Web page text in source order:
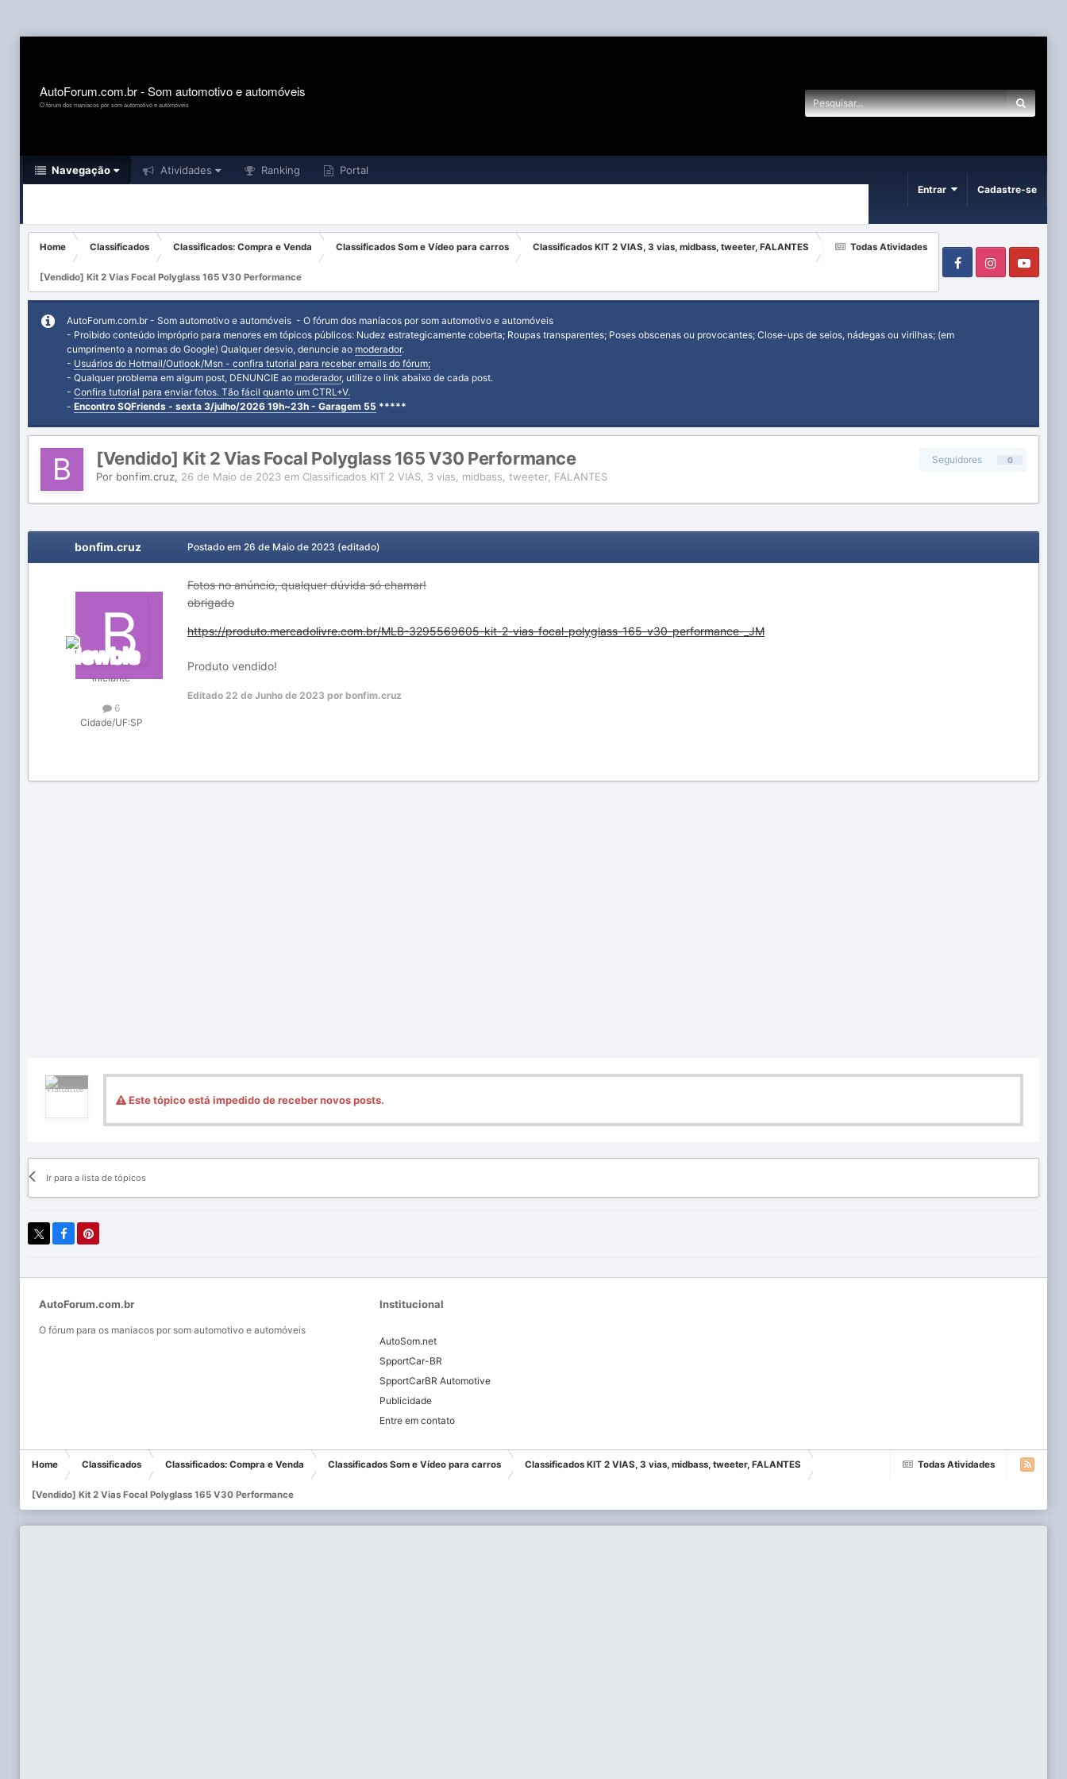
AutoForum.com.br - Som automotivo e automóveis
O fórum dos maníacos por som automotivo e automóveis
Navegação Atividades Ranking Portal
Entrar Cadastre-se
Todas Atividades
Home Classificados Classificados: Compra e Venda Classificados Som e Vídeo para carros Classificados KIT 2 VIAS, 3 vias, midbass, tweeter, FALANTES
[Vendido] Kit 2 Vias Focal Polyglass 165 V30 Performance
FacebookInstagram
AutoForum.com.br - Som automotivo e automóveis - O fórum dos maníacos por som automotivo e automóveis
- Proibido conteúdo impróprio para menores em tópicos públicos: Nudez estrategicamente coberta; Roupas transparentes; Poses obscenas ou provocantes; Close-ups de seios, nádegas ou virilhas; (em
cumprimento a normas do Google) Qualquer desvio, denuncie ao moderador.
- Usuários do Hotmail/Outlook/Msn - confira tutorial para receber emails do fórum;
- Qualquer problema em algum post, DENUNCIE ao moderador, utilize o link abaixo de cada post.
- Confira tutorial para enviar fotos. Tão fácil quanto um CTRL+V.
- Encontro SQFriends - sexta 3/julho/2026 19h~23h - Garagem 55 *****
Seguidores 0
[Vendido] Kit 2 Vias Focal Polyglass 165 V30 Performance
Por bonfim.cruz, 26 de Maio de 2023 em Classificados KIT 2 VIAS, 3 vias, midbass, tweeter, FALANTES
bonfim.cruz
Iniciante
6
Cidade/UF:SP
Postado em 26 de Maio de 2023 (editado)
Fotos no anúncio, qualquer dúvida só chamar!
obrigado
https://produto.mercadolivre.com.br/MLB-3295569605-kit-2-vias-focal-polyglass-165-v30-performance-_JM
Produto vendido!
Editado 22 de Junho de 2023 por bonfim.cruz
Este tópico está impedido de receber novos posts.
Ir para a lista de tópicos
AutoForum.com.br
O fórum para os maniacos por som automotivo e automóveis
Institucional
AutoSom.net
SpportCar-BR
SpportCarBR Automotive
Publicidade
Entre em contato
Todas Atividades
Home Classificados Classificados: Compra e Venda Classificados Som e Vídeo para carros Classificados KIT 2 VIAS, 3 vias, midbass, tweeter, FALANTES
[Vendido] Kit 2 Vias Focal Polyglass 165 V30 Performance